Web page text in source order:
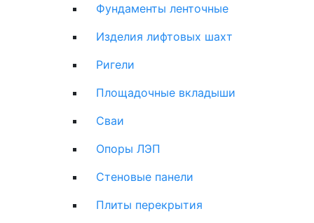
Фундаменты ленточные
Изделия лифтовых шахт
Ригели
Площадочные вкладыши
Сваи
Опоры ЛЭП
Стеновые панели
Плиты перекрытия